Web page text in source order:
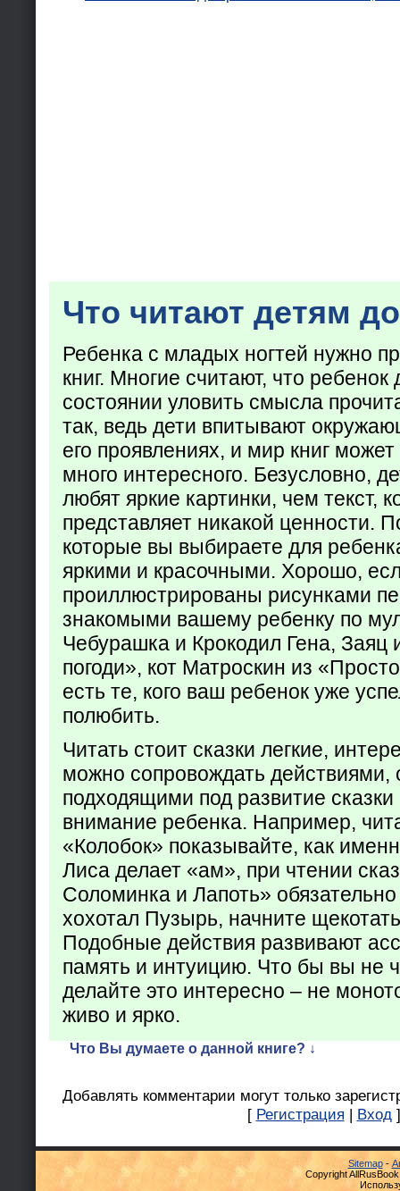
Что читают детям
Ребенка с младых ногтей нужно
книг. Многие считают, что ребенок
состоянии уловить смысла
так, ведь дети впитывают
его проявлениях, и мир книг
много интересного. Безусловно,
любят яркие картинки, чем текст,
представляет никакой ценности.
которые вы выбираете для
яркими и красочными. Хорошо,
проиллюстрированы рисунками
знакомыми вашему ребенку по
Чебурашка и Крокодил Гена, Заяц
погоди», кот Матроскин из
есть те, кого ваш ребенок уже
полюбить.
Читать стоит сказки легкие,
можно сопровождать действиями,
подходящими под развитие
внимание ребенка. Например,
«Колобок» показывайте, как
Лиса делает «ам», при чтении
Соломинка и Лапоть»
хохотал Пузырь, начните
Подобные действия развивают
память и интуицию. Что бы вы не
делайте это интересно – не
живо и ярко.
Что Вы думаете о данной книге? ↓
Добавлять комментарии могут только
[ Регистрация | Вход ]
Sitemap-
Copyright